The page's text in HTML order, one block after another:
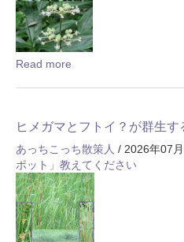
Read more
ヒメガマとフトイ？が群生す
あっちこっち散策人 / 2026年07
ポット」教えてください